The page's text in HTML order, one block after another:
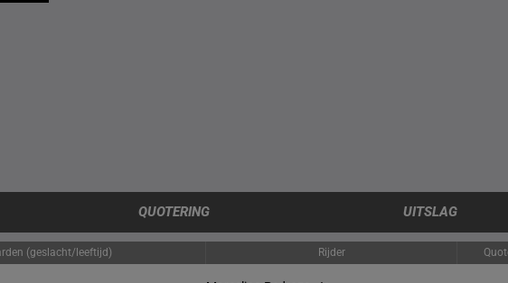
QUOTERING UITSLAG
(geslacht/leeftijd) Rijder